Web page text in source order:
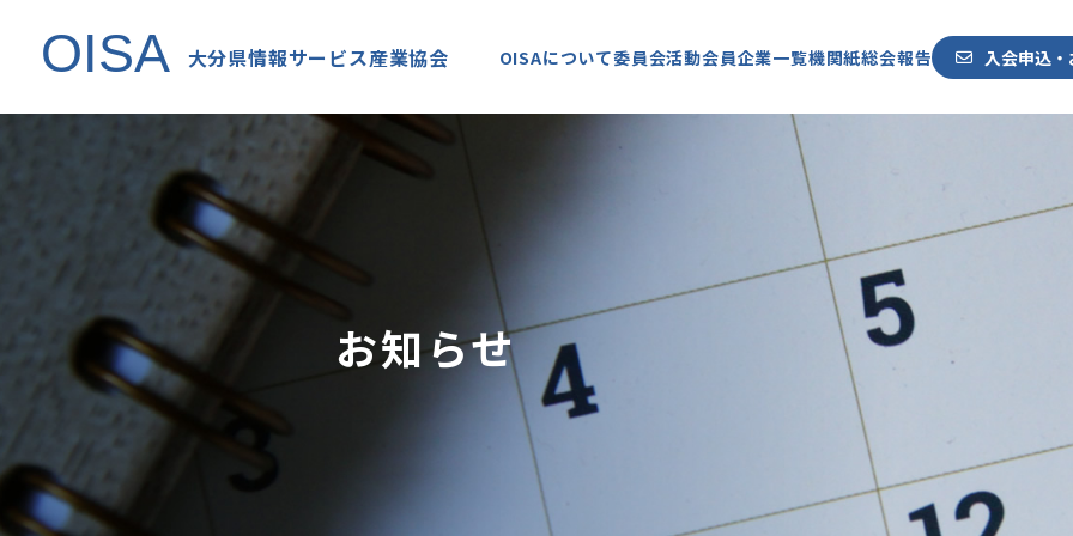
OISA 大分県情報サービス産業協会 OISAについて委員会活動会員企業一覧機関紙総会報告 入会申込
お知らせ